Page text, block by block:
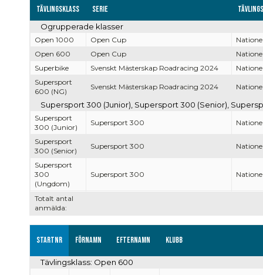
Tävlingsklass Serie
Totalt antal
anmälda:
Ogrupperade klasser
Open 1000 Open Cup
Open 600
Open Cup
Superbike
Svenskt Mästerskap Roadracing 2024
Supersport
600 (NG)
Svenskt Mästerskap Roadracing 2024
Supersport 300 (Junior), Supersport 300 (Senior),
Supersport
300 (Junior)
Supersport 300
Supersport
300 (Senior)
Supersport 300
Supersport
300
(Ungdom)
Supersport 300
Startnr Förnamn Efternamn Klubb
Tävlingsklass: Open 600